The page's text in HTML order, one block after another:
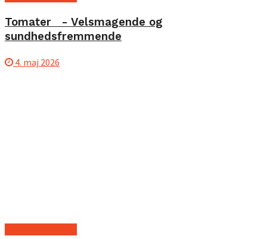
Tomater - Velsmagende og
sundhedsfremmende
4. maj 2026